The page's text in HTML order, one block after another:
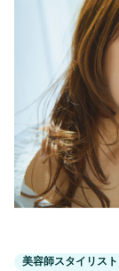
美容師スタイリスト